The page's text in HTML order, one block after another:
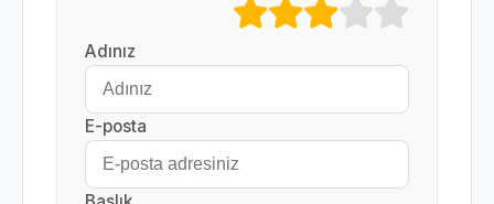
Adınız
E-posta